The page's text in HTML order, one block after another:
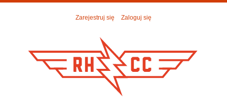
Zarejestruj się Zaloguj się